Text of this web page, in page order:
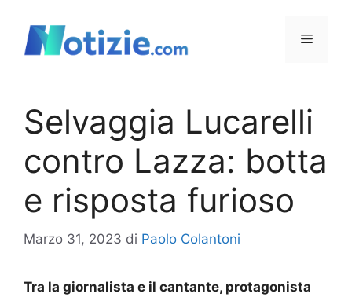
contenuto
Menu
Selvaggia Lucarelli
contro Lazza: botta
e risposta furioso
Marzo 31, 2023 di Paolo Colantoni
Tra la giornalista e il cantante, protagonista